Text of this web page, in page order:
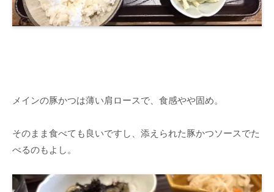
メインの豚かつは薄い肩ロースで、食感やや固め。
そのまま食べても良いですし、添えられた豚かつソースでた
べるのもよし。